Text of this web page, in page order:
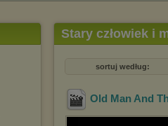
Stary człowiek i
sortuj według:
Old Man And